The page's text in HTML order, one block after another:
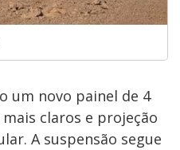
um novo painel de 4
claros e projeção
A suspensão segue